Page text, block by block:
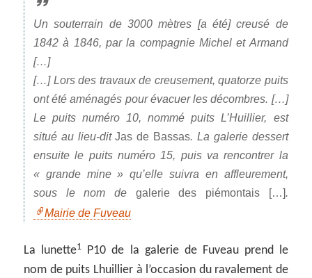
Un souterrain de 3000 mètres [a été] creusé de
1842 à 1846, par la compagnie Michel et Armand
[…]
[…] Lors des travaux de creusement, quatorze puits
ont été aménagés pour évacuer les décombres. […]
Le puits numéro 10, nommé puits L’Huillier, est
situé au lieu-ditJas de Bassas. La galerie dessert
ensuite le puits numéro 15, puis va rencontrer la
« grande mine » qu’elle suivra en affleurement,
sous le nom de galerie des piémontais […].
Mairie de Fuveau
La lunette1
P10 de la galerie de Fuveau prend le
nom de puits Lhuillier à l’occasion du ravalement de